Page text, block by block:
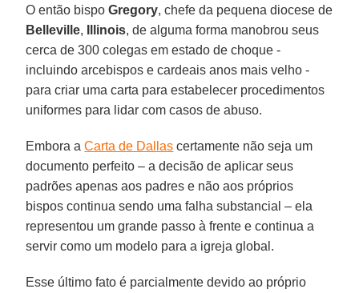
O então bispoGregory, chefe da pequena diocese de
Belleville, Illinois, de alguma forma manobrou seus
cerca de 300 colegas em estado de choque -
incluindo arcebispos e cardeais anos mais velho -
para criar uma carta para estabelecer procedimentos
uniformes para lidar com casos de abuso.
Embora aCarta de Dallas certamente não seja um
documento perfeito – a decisão de aplicar seus
padrões apenas aos padres e não aos próprios
bispos continua sendo uma falha substancial – ela
representou um grande passo à frente e continua a
servir como um modelo para a igreja global.
Esse último fato é parcialmente devido ao próprio